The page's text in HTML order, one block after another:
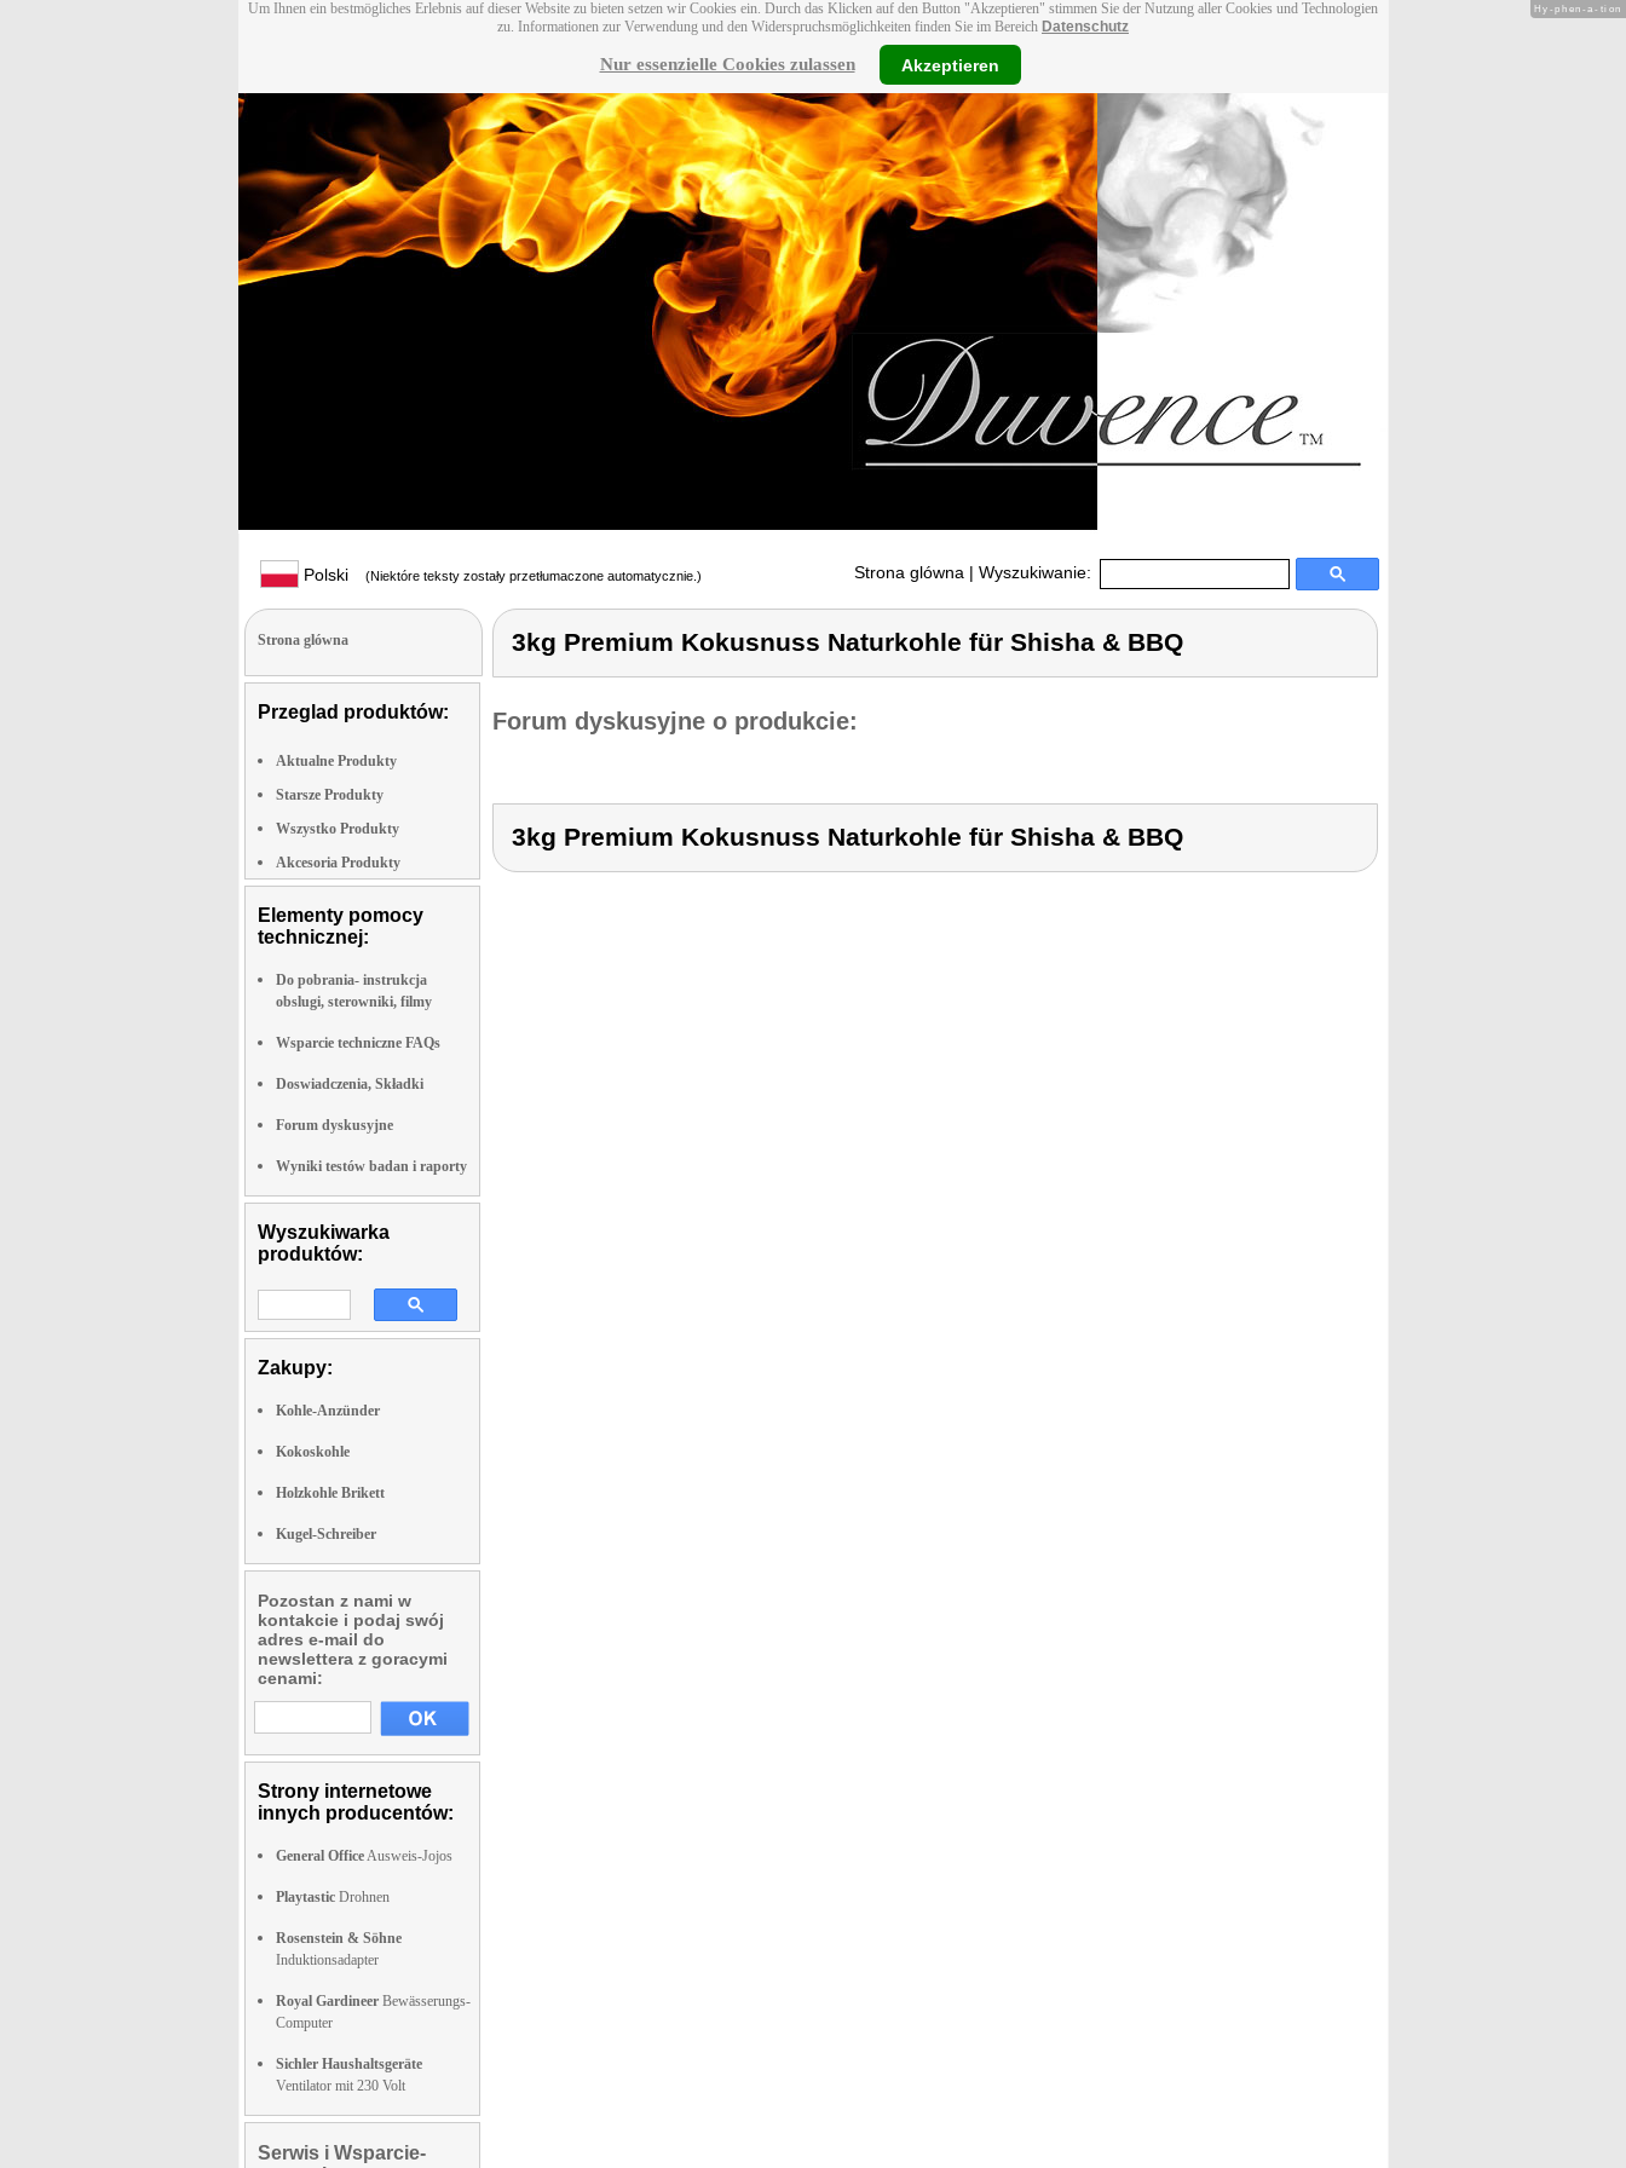
Um Ihnen ein bestmögliches Erlebnis auf dieser Website zu bieten setzen wir Cookies ein. Durch das Klicken auf den Button "Akzeptieren" stimmen Sie der Nutzung aller Cookies und Technologien
zu. Informationen zur Verwendung und den Widerspruchsmöglichkeiten finden Sie im Bereich Datenschutz
Nur essenzielle Cookies zulassen Akzeptieren
Polski (Niektóre teksty zostały przetłumaczone automatycznie.) Strona glówna | Wyszukiwanie:
Strona glówna
Przeglad produktów:
Aktualne Produkty
Starsze Produkty
Wszystko Produkty
Akcesoria Produkty
Elementy pomocy
technicznej:
Do pobrania- instrukcja
obslugi, sterowniki, filmy
Wsparcie techniczne FAQs
Doswiadczenia, Składki
Forum dyskusyjne
Wyniki testów badan i raporty
Wyszukiwarka
produktów:
Zakupy:
Kohle-Anzünder
Kokoskohle
Holzkohle Brikett
Kugel-Schreiber
Pozostan z nami w
kontakcie i podaj swój
adres e-mail do
newslettera z goracymi
cenami:
Strony internetowe
innych producentów:
General OfficeAusweis-Jojos
Playtastic Drohnen
Rosenstein & Söhne
Induktionsadapter
Royal Gardineer Bewässerungs-
Computer
Sichler Haushaltsgeräte
Ventilator mit 230 Volt
Serwis i Wsparcie-
3kg Premium Kokusnuss Naturkohle für Shisha & BBQ
Forum dyskusyjne o produkcie:
3kg Premium Kokusnuss Naturkohle für Shisha & BBQ
Hy-phen-a-tion